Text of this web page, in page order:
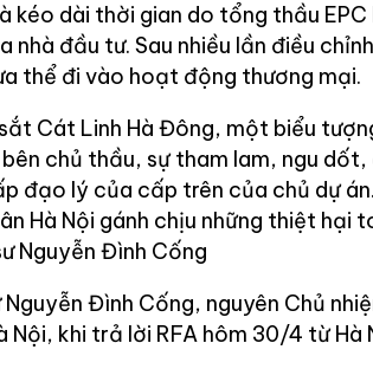
kéo dài thời gian do tổng thầu
nhà đầu tư. Sau nhiều lần điều
thể đi vào hoạt động thương mại.
Cát Linh Hà Đông, một biểu
chủ thầu, sự tham lam, ngu
đạo lý của cấp trên của chủ dự
Hà Nội gánh chịu những thiệt hại
Nguyễn Đình Cống
Nguyễn Đình Cống, nguyên Chủ
Nội, khi trả lời RFA hôm 30/4 từ Hà